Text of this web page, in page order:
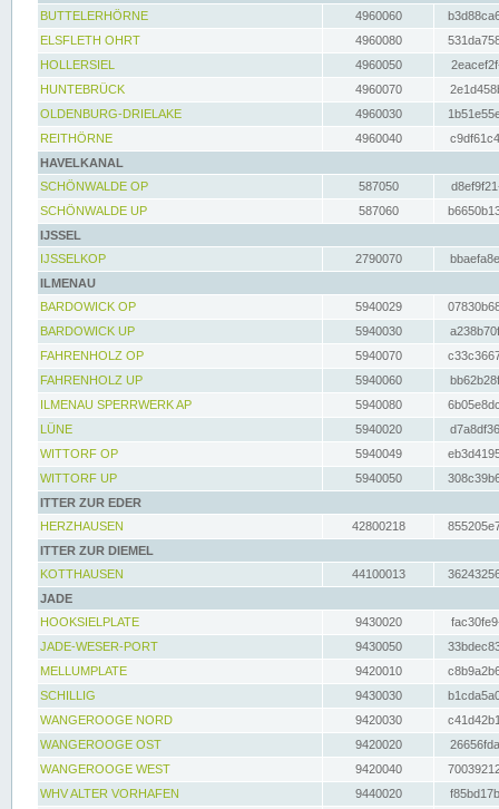
BUTTELERHÖRNE
4960060
ELSFLETH OHRT
4960080
HOLLERSIEL
4960050
HUNTEBRÜCK
4960070
OLDENBURG-DRIELAKE
4960030
REITHÖRNE
4960040
HAVELKANAL
SCHÖNWALDE OP
587050
SCHÖNWALDE UP
587060
IJSSEL
IJSSELKOP
2790070
ILMENAU
BARDOWICK OP
5940029
BARDOWICK UP
5940030
FAHRENHOLZ OP
5940070
FAHRENHOLZ UP
5940060
ILMENAU SPERRWERK AP
5940080
LÜNE
5940020
WITTORF OP
5940049
WITTORF UP
5940050
ITTER ZUR EDER
HERZHAUSEN
42800218
ITTER ZUR DIEMEL
KOTTHAUSEN
44100013
JADE
HOOKSIELPLATE
9430020
JADE-WESER-PORT
9430050
MELLUMPLATE
9420010
SCHILLIG
9430030
WANGEROOGE NORD
9420030
WANGEROOGE OST
9420020
WANGEROOGE WEST
9420040
WHV ALTER VORHAFEN
9440020